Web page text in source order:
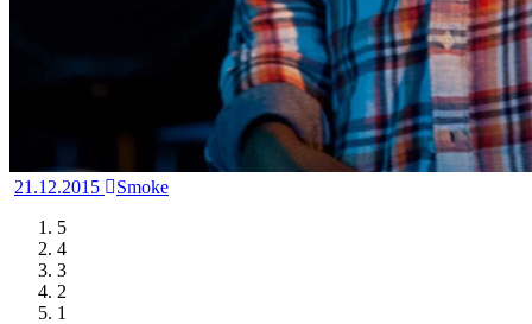
21.12.2015
Smoke
5
4
3
2
1